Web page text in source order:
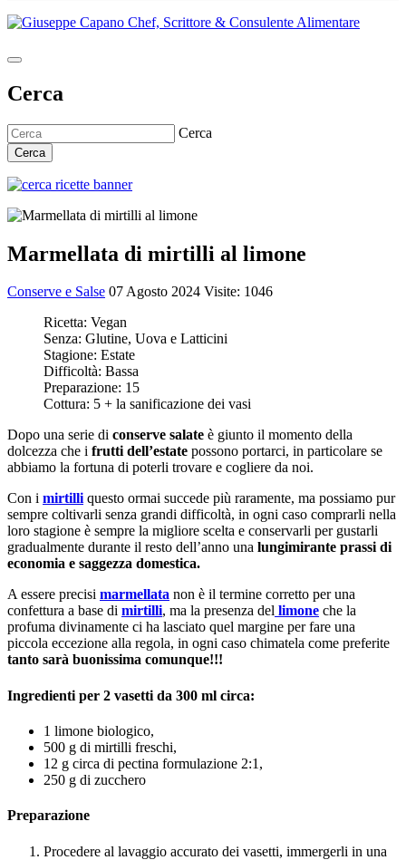
Cerca
Cerca
Cerca
Marmellata di mirtilli al limone
Conserve e Salse 07 Agosto 2024 Visite: 1046
Ricetta: Vegan
Senza: Glutine, Uova e Latticini
Stagione: Estate
Difficoltà: Bassa
Preparazione: 15
Cottura: 5 + la sanificazione dei vasi
Dopo una serie di conserve salate è giunto il momento della
dolcezza che i frutti dell’estate possono portarci, in particolare se
abbiamo la fortuna di poterli trovare e cogliere da noi.
Con i mirtilliquesto ormai succede più raramente, ma possiamo pur
sempre coltivarli senza grandi difficoltà, in ogni caso comprarli nella
loro stagione è sempre la migliore scelta e conservarli per gustarli
gradualmente durante il resto dell’anno una lungimirante prassi di
economia e saggezza domestica.
A essere precisi marmellata non è il termine corretto per una
confettura a base di mirtilli, ma la presenza del limone che la
profuma divinamente ci ha lasciato quel margine per fare una
piccola eccezione alla regola, in ogni caso chimatela come preferite
tanto sarà buonissima comunque!!!
Ingredienti per 2 vasetti da 300 ml circa:
1 limone biologico,
500 g di mirtilli freschi,
12 g circa di pectina formulazione 2:1,
250 g di zucchero
Preparazione
Procedere al lavaggio accurato dei vasetti, immergerli in una